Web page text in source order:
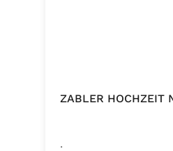
ZABLER HOCHZEIT
.